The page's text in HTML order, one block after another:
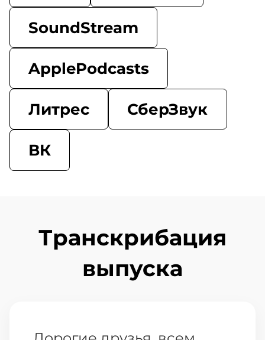
SoundStream
ApplePodcasts
Литрес СберЗвук
ВК
Транскрибация
выпуска